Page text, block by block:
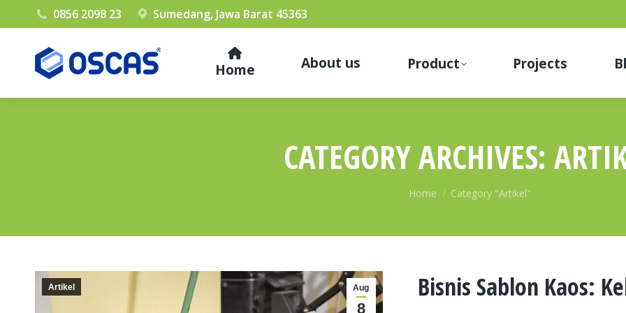
0856 2098 23 Sumedang, Jawa Barat 45363
Home About us Product Projects
CATEGORY ARCHIVES:
You are here:
Home Category "Artikel"
Aug
8
Artikel Bisnis Sablon Kaos: